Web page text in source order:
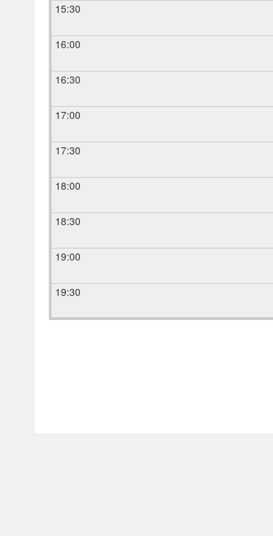
15:30
16:00
16:30
17:00
17:30
18:00
18:30
19:00
19:30